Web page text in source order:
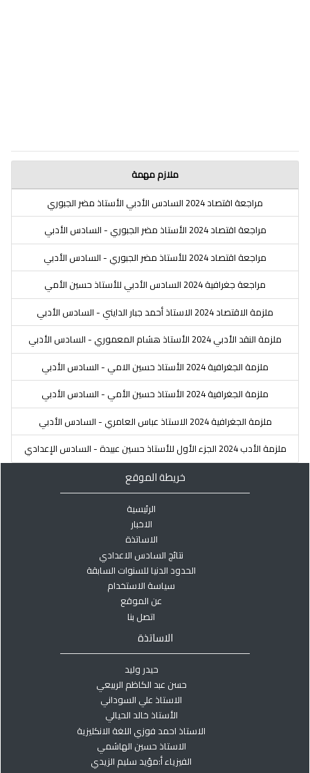
ملازم مهمة
مراجعة اقتصاد 2024 السادس الأدبي الأستاذ مضر الجبوري
مراجعة اقتصاد 2024 الأستاذ مضر الجبوري - السادس الأدبي
مراجعة اقتصاد 2024 للأستاذ مضر الجبوري - السادس الأدبي
مراجعة جغرافية 2024 السادس الأدبي للأستاذ حسين الأمي
ملزمة الاقتصاد 2024 الاستاذ أحمد جبار الدايني - السادس الأدبي
ملزمة النقد الأدبي 2024 الأستاذ هشام المعموري - السادس الأدبي
ملزمة الجغرافية 2024 الأستاذ حسين الامي - السادس الأدبي
ملزمة الجغرافية 2024 الأستاذ حسين الأمي - السادس الأدبي
ملزمة الجغرافية 2024 الاستاذ عباس العامري - السادس الأدبي
ملزمة الأدب 2024 الجزء الأول للأستاذ حسين عبيدة - السادس الإعدادي
خريطة الموقع
الرئيسية
الاخبار
الاساتذة
نتائج السادس الاعدادي
الحدود الدنيا للسنوات السابقة
سياسة الاستخدام
عن الموقع
اتصل بنا
الاساتذة
حيدر وليد
حسن عبد الكاظم الربيعي
الاستاذ علي السوداني
الأستاذ خالد الحيالي
الاستاذ احمد فوزي اللغة الانكليزية
الاستاذ حسين الهاشمي
الفيزياء أ:مؤيد سليم الزيدي